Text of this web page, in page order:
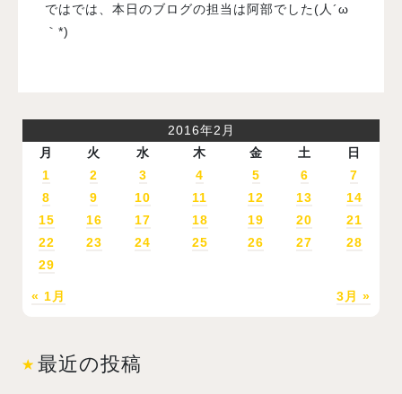
ではでは、本日のブログの担当は阿部でした(人´ω
｀*)
2016年2月
月
火 水 木 金 土 日
« 1月 3月 »
1 2 3 4 5 6
7
8
9 10 11 12 13
14
15
16 17 18 19 20
21
22
23 24 25 26 27
28
29
最近の投稿